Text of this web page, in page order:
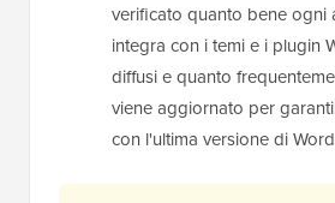
verificato quanto bene ogni
integra con i temi e i plugin
diffusi e quanto
viene aggiornato per
con l'ultima versione di